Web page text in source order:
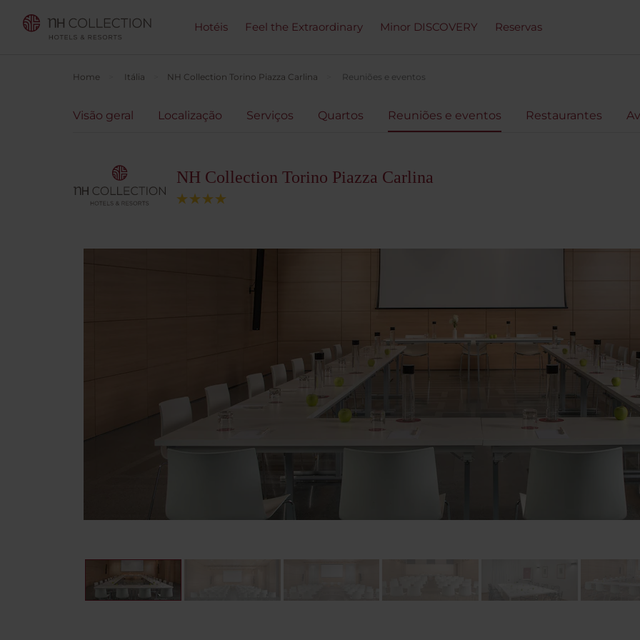
Hotéis Feel the Extraordinary Minor DISCOVERY Reservas
Home Itália NH Collection Torino Piazza Carlina Reuniões e eventos
Visão geral Localização Serviços Quartos Reuniões e eventos Restaurantes
NH Collection Torino Piazza Carlina